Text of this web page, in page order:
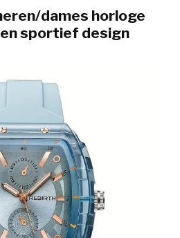
dames horloge
sportief design